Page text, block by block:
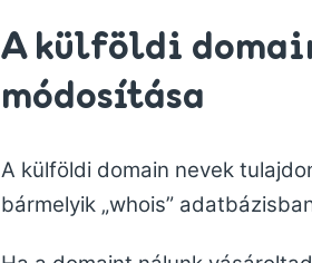
A külföldi
módosítása
A külföldi domain nevek
bármelyik „whois”